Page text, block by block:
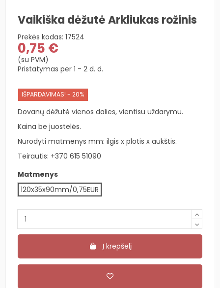
Vaikiška dėžutė Arkliukas rožinis
Prekės kodas: 17524
0,75 €
(su PVM)
Pristatymas per 1 - 2 d. d.
IŠPARDAVIMAS! - 20%
Dovanų dėžutė vienos dalies, vientisu uždarymu.
Kaina be juostelės.
Nurodyti matmenys mm: ilgis x plotis x aukštis.
Teirautis: +370 615 51090
Matmenys
120x35x90mm/0,75EUR
Į krepšelį